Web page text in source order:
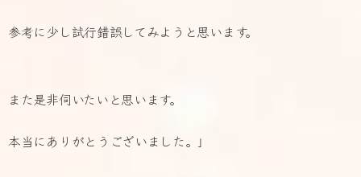
参考に少し試行錯誤してみようと思います。
また是非伺いたいと思います。
本当にありがとうございました。」